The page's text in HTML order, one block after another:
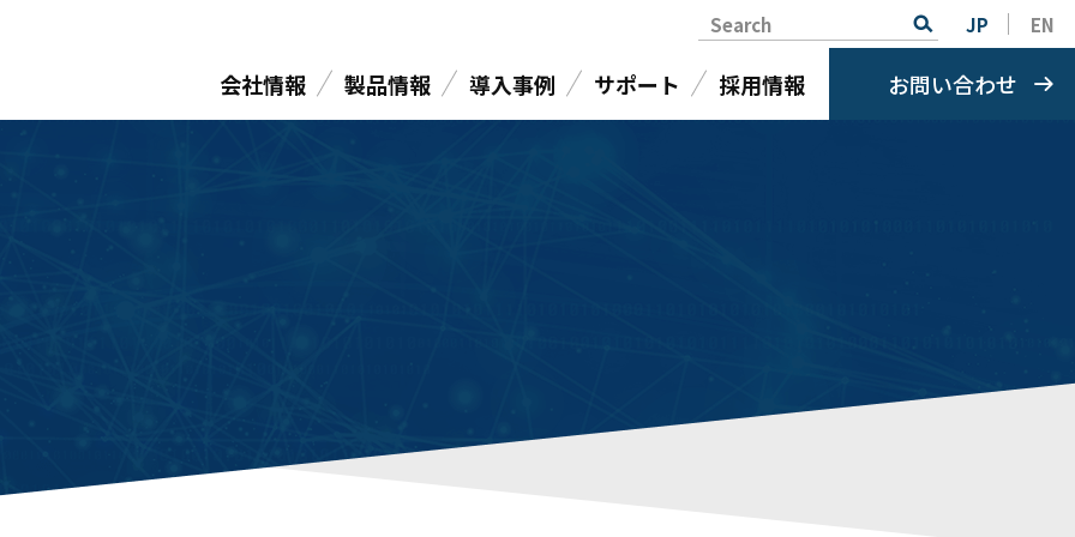
Search JP EN
会社情報 製品情報 導入事例 サポート 採用情報 お問い合わせ